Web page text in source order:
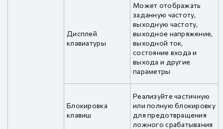
Дисплей
клавиатуры
Может отображать
заданную частоту,
выходную частоту,
выходное напряжение,
выходной ток,
состояние входа и
выхода и другие
параметры
Блокировка
клавиш
Реализуйте частичную
или полную блокировку
для предотвращения
ложного срабатывания